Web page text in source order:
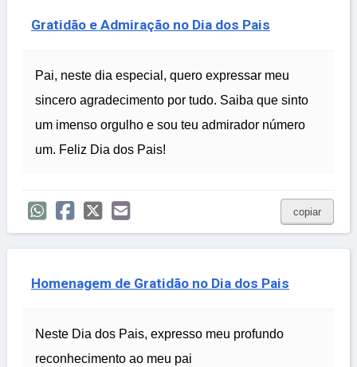
Gratidão e Admiração no Dia dos Pais
Pai, neste dia especial, quero expressar meu
sincero agradecimento por tudo. Saiba que sinto
um imenso orgulho e sou teu admirador número
um. Feliz Dia dos Pais!
copiar
Homenagem de Gratidão no Dia dos Pais
Neste Dia dos Pais, expresso meu profundo
reconhecimento ao meu pai